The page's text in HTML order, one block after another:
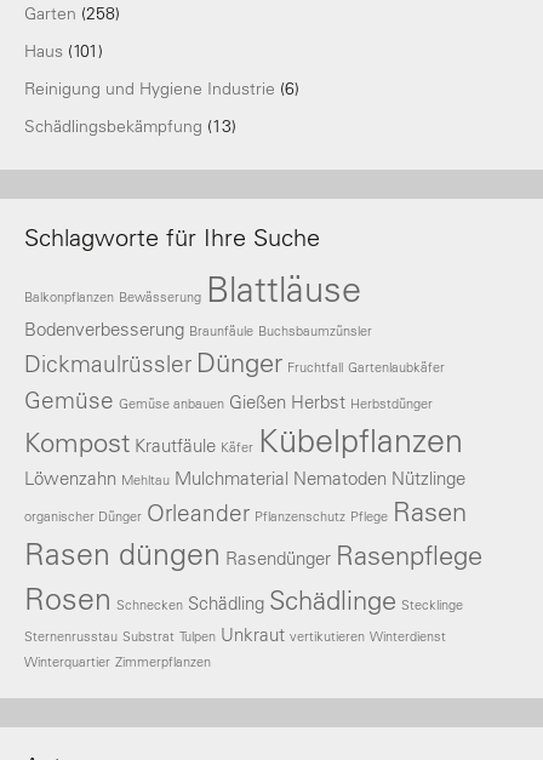
Garten (258)
Haus (101)
Reinigung und Hygiene Industrie (6)
Schädlingsbekämpfung (13)
Schlagworte für Ihre Suche
Balkonpflanzen Bewässerung Blattläuse
Bodenverbesserung Braunfäule Buchsbaumzünsler
Dickmaulrüssler Dünger Fruchtfall Gartenlaubkäfer
Gemüse Gemüse anbauen Gießen Herbst Herbstdünger
Kompost Krautfäule Käfer Kübelpflanzen
Löwenzahn Mehltau Mulchmaterial Nematoden Nützlinge
organischer Dünger Orleander Pflanzenschutz Pflege Rasen
Rasen düngen Rasendünger Rasenpflege
Rosen Schnecken Schädling Schädlinge Stecklinge
Sternenrusstau Substrat Tulpen Unkraut vertikutieren Winterdienst
Winterquartier Zimmerpflanzen